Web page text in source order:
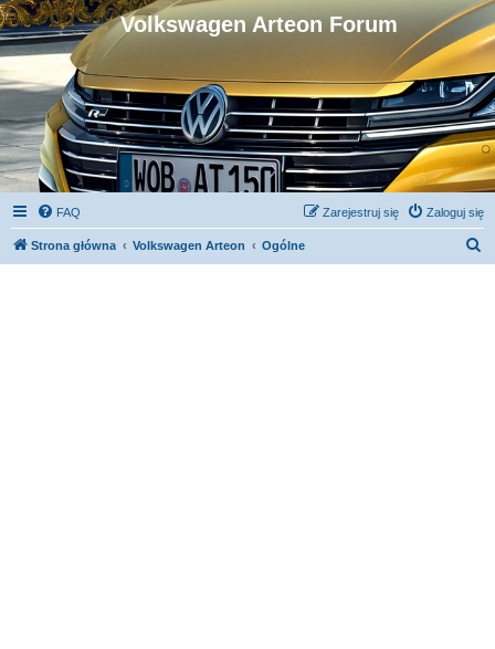
Volkswagen Arteon Forum
FAQ Zaloguj się
Zarejestruj się
Strona główna Volkswagen Arteon Ogólne